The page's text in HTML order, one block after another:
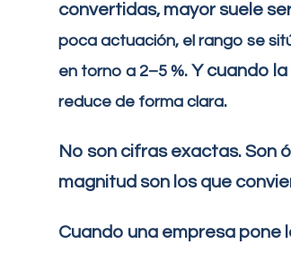
convertidas, mayor suele
poca actuación, el rango se
en torno a 2–5 %. Y cuando la
reduce de forma clara.
No son cifras exactas. Son
magnitud son los que
Cuando una empresa pone